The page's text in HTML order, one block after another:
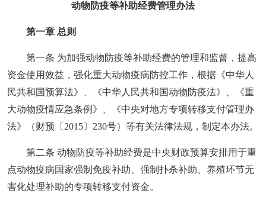
动物防疫等补助经费管理办法
第一章 总则
第一条 为加强动物防疫等补助经费的管理和监督，提高
资金使用效益，强化重大动物疫病防控工作，根据《中华人
民共和国预算法》、《中华人民共和国动物防疫法》、《重
大动物疫情应急条例》、《中央对地方专项转移支付管理办
法》（财预〔2015〕230号）等有关法律法规，制定本办法。
第二条 动物防疫等补助经费是中央财政预算安排用于重
点动物疫病国家强制免疫补助、强制扑杀补助、养殖环节无
害化处理补助的专项转移支付资金。